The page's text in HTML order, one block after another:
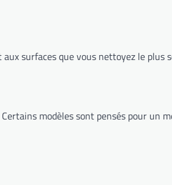
surfaces que vous nettoyez le plus
modèles sont pensés pour un